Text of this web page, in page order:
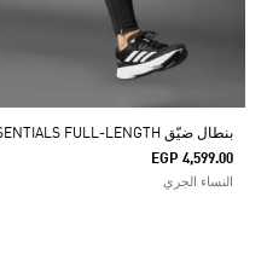
بنطال ضيّق ADIZERO ESSENTIALS FULL-LENGTH
EGP 4,599.00
النساء الجري